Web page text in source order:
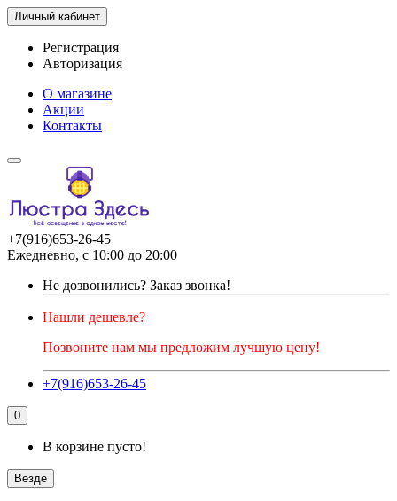
Личный кабинет
Регистрация
Авторизация
О магазине
Акции
Контакты
+7(916)653-26-45
Ежедневно, с 10:00 до 20:00
Не дозвонились? Заказ звонка!
Нашли дешевле?
Позвоните нам мы предложим лучшую цену!
+7(916)653-26-45
0
В корзине пусто!
Везде